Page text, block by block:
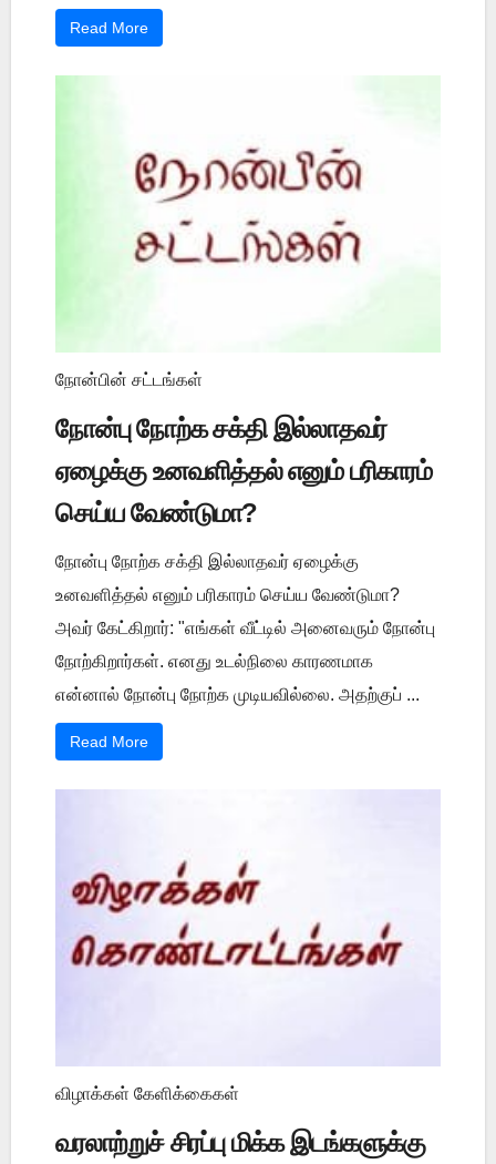
Read More
நோன்பின் சட்டங்கள்
நோன்பு நோற்க சக்தி இல்லாதவர்
ஏழைக்கு உனவளித்தல் எனும் பரிகாரம்
செய்ய வேண்டுமா?
நோன்பு நோற்க சக்தி இல்லாதவர் ஏழைக்கு
உனவளித்தல் எனும் பரிகாரம் செய்ய வேண்டுமா?
அவர் கேட்கிறார்: "எங்கள் வீட்டில் அனைவரும் நோன்பு
நோற்கிறார்கள். எனது உடல்நிலை காரணமாக
என்னால் நோன்பு நோற்க முடியவில்லை. அதற்குப் ...
Read More
விழாக்கள் கேளிக்கைகள்
வரலாற்றுச் சிரப்பு மிக்க இடங்களுக்கு